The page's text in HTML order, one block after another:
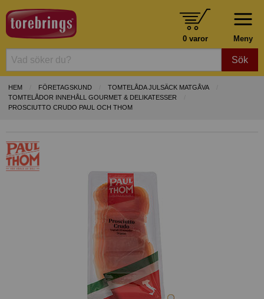
Meny
0 varor
Sök
HEM FÖRETAGSKUND
TOMTELÅDA JULSÄCK MATGÅVA
TOMTELÅDOR INNEHÅLL GOURMET & DELIKATESSER
PROSCIUTTO CRUDO PAUL OCH THOM